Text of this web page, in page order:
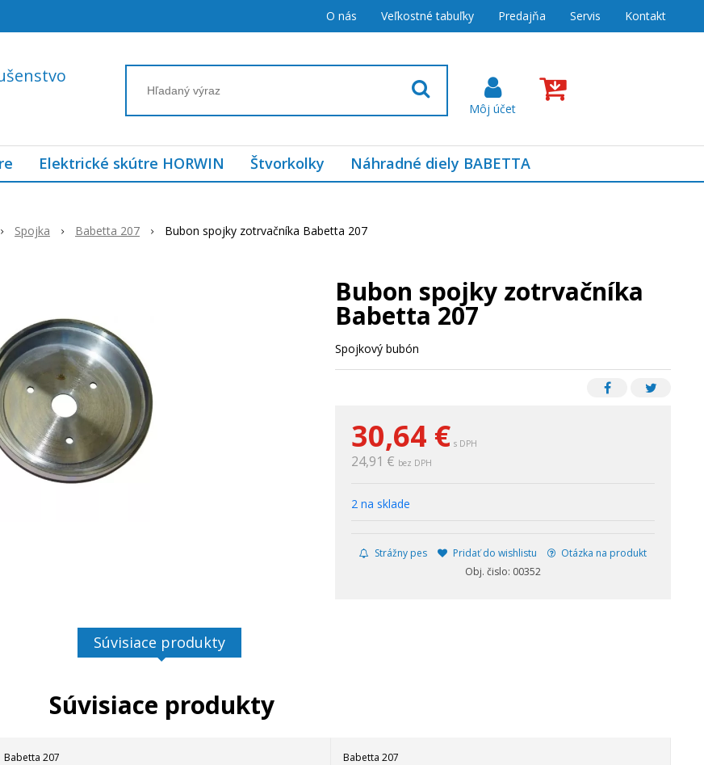
O nás Veľkostné tabuľky Predajňa Servis Kontakt
Elektrické skútre HORWIN Štvorkolky Náhradné diely BABETTA
Spojka Babetta 207 Bubon spojky zotrvačníka Babetta 207
30,64 € s DPH
24,91 € bez DPH
2 na sklade
Strážny pes Pridať do wishlistu
Otázka na produkt
Obj. čislo: 00352
Bubon spojky zotrvačníka
Babetta 207
Spojkový bubón
Súvisiace produkty
Súvisiace produkty
Babetta 207 Babetta 207